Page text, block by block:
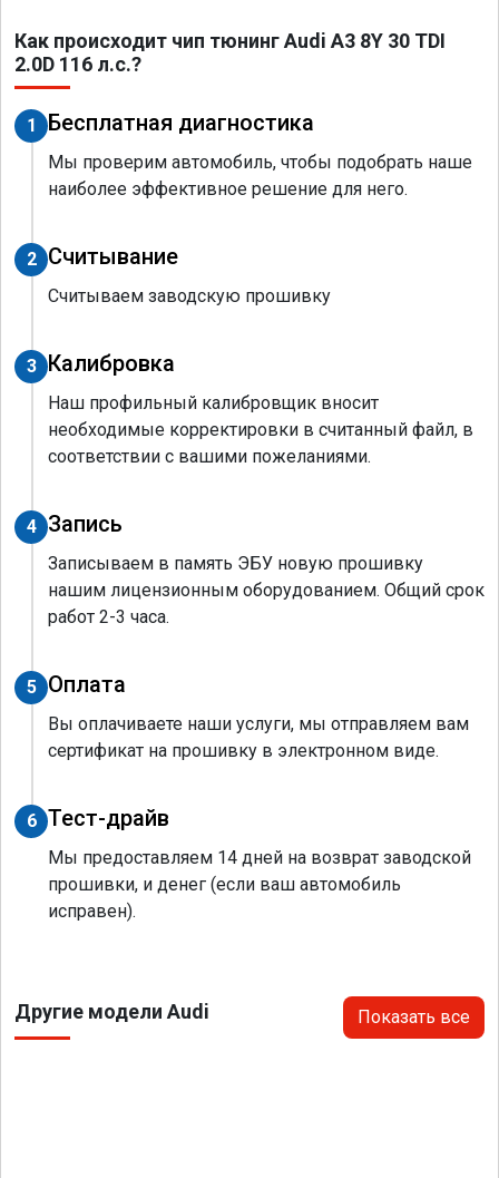
Как происходит чип тюнинг Audi A3 8Y 30 TDI
2.0D 116 л.с.?
1 Бесплатная диагностика
Мы проверим автомобиль, чтобы подобрать наше
наиболее эффективное решение для него.
2 Считывание
Считываем заводскую прошивку
3 Калибровка
Наш профильный калибровщик вносит
необходимые корректировки в считанный файл, в
соответствии с вашими пожеланиями.
4 Запись
Записываем в память ЭБУ новую прошивку
нашим лицензионным оборудованием. Общий срок
работ 2-3 часа.
5 Оплата
Вы оплачиваете наши услуги, мы отправляем вам
сертификат на прошивку в электронном виде.
6 Тест-драйв
Мы предоставляем 14 дней на возврат заводской
прошивки, и денег (если ваш автомобиль
исправен).
Другие модели Audi Показать все